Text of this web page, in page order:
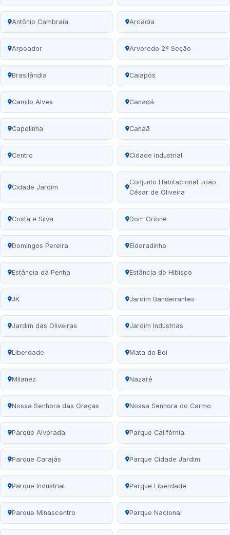
Antônio Cambraia Arcádia
Arpoador Arvoredo 2ª Seção
Brasilândia Caiapós
Camilo Alves Canadá
Capelinha Canaã
Centro Cidade Industrial
Cidade Jardim
Conjunto Habitacional João
César de Oliveira
Costa e Silva Dom Orione
Domingos Pereira Eldoradinho
Estância da Penha Estância do Hibisco
JK Jardim Bandeirantes
Jardim das Oliveiras Jardim Indústrias
Liberdade Mata do Boi
Milanez Nazaré
Nossa Senhora das Graças Nossa Senhora do Carmo
Parque Alvorada Parque Califórnia
Parque Carajás Parque Cidade Jardim
Parque Industrial Parque Liberdade
Parque Minascentro Parque Nacional